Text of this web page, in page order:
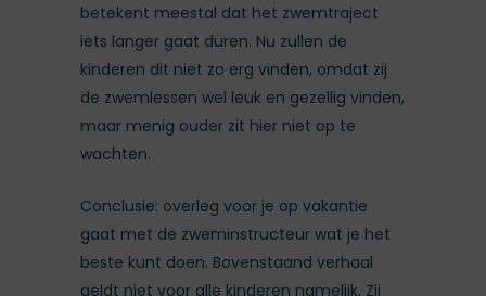
betekent meestal dat het zwemtraject
iets langer gaat duren. Nu zullen de
kinderen dit niet zo erg vinden, omdat zij
de zwemlessen wel leuk en gezellig vinden,
maar menig ouder zit hier niet op te
wachten.
Conclusie: overleg voor je op vakantie
gaat met de zweminstructeur wat je het
beste kunt doen. Bovenstaand verhaal
geldt niet voor alle kinderen namelijk. Zij